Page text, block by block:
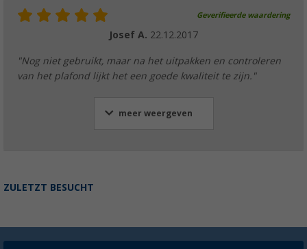
Geverifieerde waardering
Josef A. 22.12.2017
"Nog niet gebruikt, maar na het uitpakken en controleren
van het plafond lijkt het een goede kwaliteit te zijn."
meer weergeven
ZULETZT BESUCHT